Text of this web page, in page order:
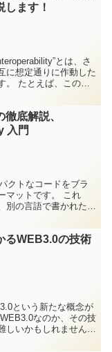
します！
とは、さ
に想定通りに作動した
。 たとえば、この技
底解説、
入門
クトなコードをブラ
マットです。 これ
別の言語で書かれたプ
るWEB3.0の技術
という新たな概念が
なのか、その技
しいかもしれません。